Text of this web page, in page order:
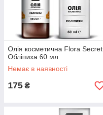
Олія косметична Flora Secret
Обліпиха 60 мл
Немає в наявності
175 ₴